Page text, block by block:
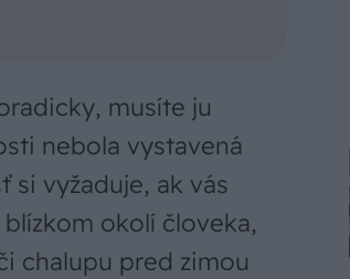
musíte ju
nebola vystavená
si vyžaduje, ak vás
okolí človeka,
chalupu pred zimou